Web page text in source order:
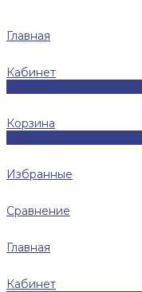
Главная
Кабинет
Корзина
Избранные
Сравнение
Главная
Кабинет